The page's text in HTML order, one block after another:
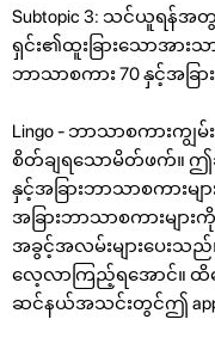
Subtopic 3: သင်ယူရန်
ရှင်း၏ထူးခြားသောအားသ
ဘာသာစကား 70 နှင့်အခြ
Lingo - ဘာသာစကားက
စိတ်ချရသောမိတ်ဖက်။
နှင့်အခြားဘာသာစကား
အခြားဘာသာစကားမျ
အခွင့်အလမ်းများပေးသ
လေ့လာကြည့်ရအောင်။
ဆင်နယ်အသင်းတွင်ဤ